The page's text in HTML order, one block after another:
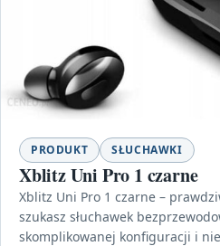
PRODUKT SŁUCHAWKI
Xblitz Uni Pro 1 czarne
Xblitz Uni Pro 1 czarne –
szukasz słuchawek
skomplikowanej konfiguracji i